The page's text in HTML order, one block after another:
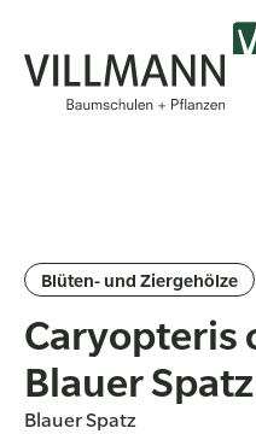
Blüten- und Ziergehölze
Caryopteris
Blauer Spatz
Blauer Spatz